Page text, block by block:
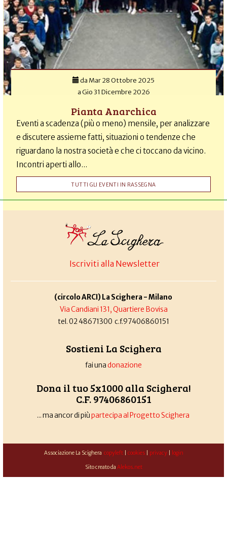
da Mar 28 Ottobre 2025
aGio 31 Dicembre 2026
Pianta Anarchica
Eventi a scadenza (più o meno) mensile, per analizzare
e discutere assieme fatti, situazioni o tendenze che
riguardano la nostra società e che ci toccano da vicino.
Incontri aperti allo...
TUTTI GLI EVENTI IN RASSEGNA
Iscriviti alla Newsletter
(circolo ARCI) La Scighera - Milano
Via Candiani 131, Quartiere Bovisa
tel. 02 48671300 c.f.97406860151
Sostieni La Scighera
fai unadonazione
Dona il tuo 5x1000 alla Scighera!
C.F. 97406860151
... ma ancor di piùpartecipa al Progetto Scighera
Associazione La Scighera copyleft| cookies| privacy| login
Sito creato da Alekos.net